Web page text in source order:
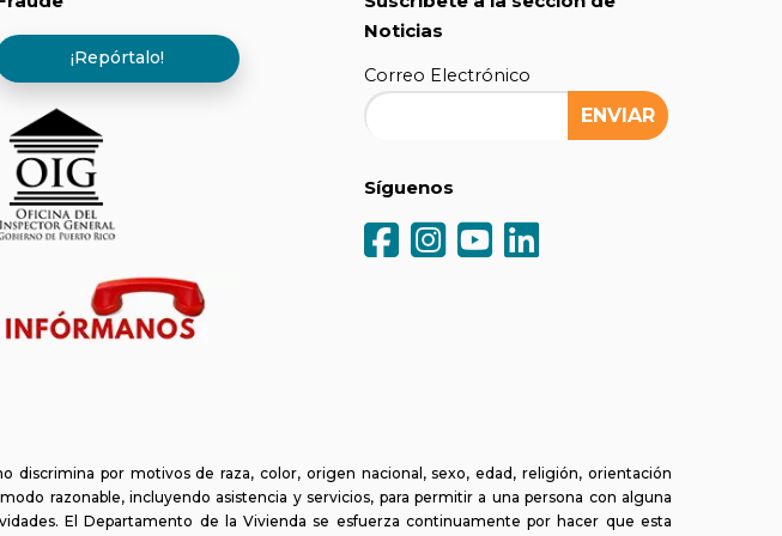
¡Repórtalo!
Noticias
Correo Electrónico
Síguenos
por motivos de raza, color, origen nacional, sexo, edad, religión, orientación
razonable, incluyendo asistencia y servicios, para permitir a una persona con alguna
El Departamento de la Vivienda se esfuerza continuamente por hacer que esta